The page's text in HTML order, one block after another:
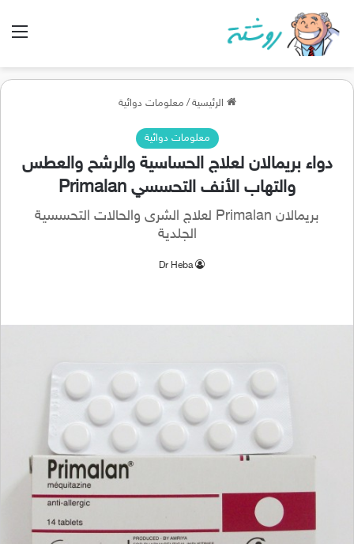
الرئيسية / معلومات دوائية
معلومات دوائية
دواء بريمالان لعلاج الحساسية والرشح والعطس
والتهاب الأنف التحسسي Primalan
بريمالان Primalan لعلاج الشرى والحالات التحسسية
الجلدية
Dr Heba